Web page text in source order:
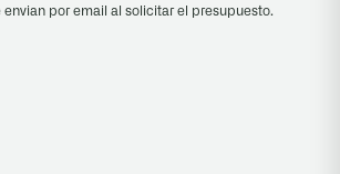
envian por email al solicitar el presupuesto.